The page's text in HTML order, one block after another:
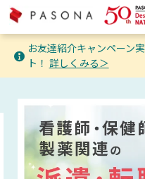
お友達紹介キャンペーン
ト！ 詳しくみる＞